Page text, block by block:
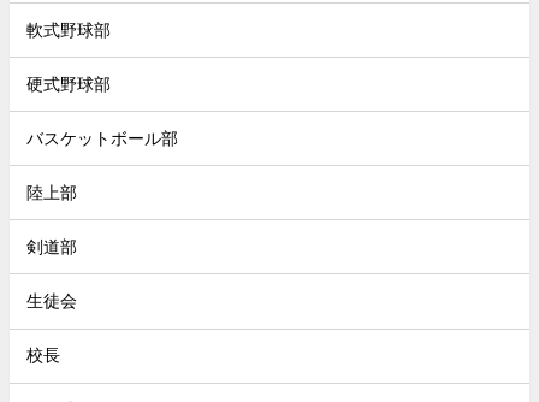
軟式野球部
硬式野球部
バスケットボール部
陸上部
剣道部
生徒会
校長